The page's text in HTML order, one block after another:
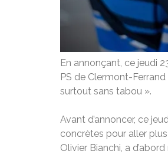
En annonçant, ce jeudi
PS de Clermont-
surtout sans tabou ».
Avant d’annoncer, ce
concrètes pour aller
Olivier Bianchi, a